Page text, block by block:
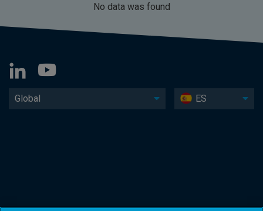
No data was found
Global ES